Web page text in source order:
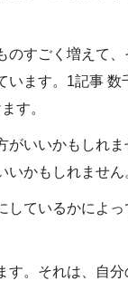
すごく増えて
ます。1記事
す。
いいかもしれ
かもしれません
しているかによ
。それは、自